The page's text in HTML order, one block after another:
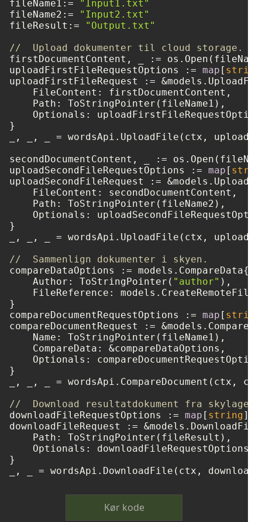
fileName1:=
"Input1.txt"
fileName2:=
"Input2.txt"
fileResult:=
"Output.txt"
//  Upload dokumenter til cloud storage.
firstDocumentContent, _ :=
uploadFirstFileRequestOptions := map [ string
uploadFirstFileRequest :=
    FileContent: firstDocumentContent,
    Path: ToStringPointer(fileName1),
Optionals:
}
_, _, _ = wordsApi.UploadFile(ctx,
secondDocumentContent, _ :=
uploadSecondFileRequestOptions := map [
uploadSecondFileRequest :=
    FileContent: secondDocumentContent,
    Path: ToStringPointer(fileName2),
Optionals:
}
_, _, _ = wordsApi.UploadFile(ctx,
//  Sammenlign dokumenter i skyen.
compareDataOptions := models.CompareData{
    Author: ToStringPointer(
"author" ),
FileReference:
}
compareDocumentRequestOptions := map [ string
compareDocumentRequest :=
    Name: ToStringPointer(fileName1),
    CompareData: &compareDataOptions,
Optionals:
}
_, _, _ = wordsApi.CompareDocument(ctx,
//  Download resultatdokument fra skylager.
downloadFileRequestOptions := map [ string]
downloadFileRequest :=
    Path: ToStringPointer(fileResult),
    Optionals: downloadFileRequestOptions,
}
Kør kode